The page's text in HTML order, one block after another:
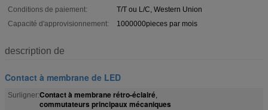
Conditions de paiement:
T/T ou L/C, Western Union
Capacité d'approvisionnement:
1000000pieces par mois
description de
Contact à membrane de LED
Surligner:Contact à membrane rétro-éclairé,
commutateurs principaux mécaniques